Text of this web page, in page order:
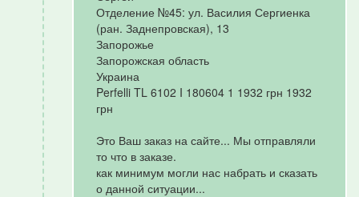
Отделение №45: ул. Василия Сергиенка
(ран. Заднепровская), 13
Запорожье
Запорожская область
Украина
Perfelli TL 6102 I 180604 1 1932 грн 1932
грн
Это Ваш заказ на сайте... Мы отправляли
то что в заказе.
как минимум могли нас набрать и сказать
о данной ситуации...